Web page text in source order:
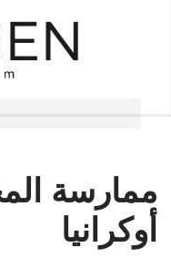
ممارسة
أوكرانيا